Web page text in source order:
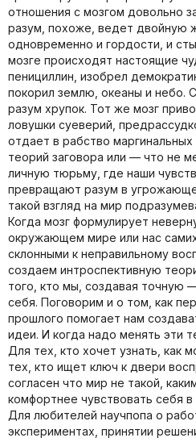
отношения с мозгом довольно
разум, похоже, ведет двойную
одновременно и гордости, и
мозге происходят настоящие
пенициллин, изобрел
покорил землю, океаны и небо.
разум хрупок. Тот же мозг
ловушки суеверий,
отдает в рабство
теорий заговора или — что не
личную тюрьму, где наши
превращают разум в
такой взгляд на мир
Когда мозг формулирует
окружающем мире или нас
склонными к неправильному
создаем интроспективную
того, кто мы, создавая точную
себя. Поговорим и о том, как
прошлого помогает нам
идеи. И когда надо менять эти
Для тех, кто хочет узнать, как
тех, кто ищет ключ к двери
согласен что мир не такой,
комфортнее чувствовать себя
Для любителей научпопа о
экспериментах, принятии